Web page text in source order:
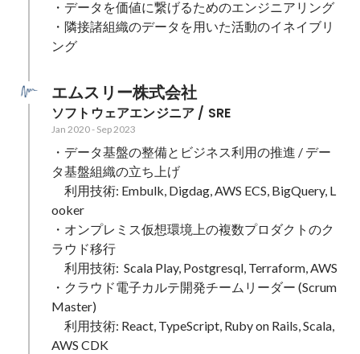
・データを価値に繋げるためのエンジニアリング
・隣接諸組織のデータを用いた活動のイネイブリ
ング
エムスリー株式会社
ソフトウェアエンジニア / SRE
Jan 2020- Sep 2023
・データ基盤の整備とビジネス利用の推進 / デー
タ基盤組織の立ち上げ
利用技術: Embulk, Digdag, AWS ECS, BigQuery, L
ooker
・オンプレミス仮想環境上の複数プロダクトのク
ラウド移行
利用技術:  Scala Play, Postgresql, Terraform, AWS
・クラウド電子カルテ開発チームリーダー (Scrum
Master)
利用技術: React, TypeScript, Ruby on Rails, Scala,
AWS CDK